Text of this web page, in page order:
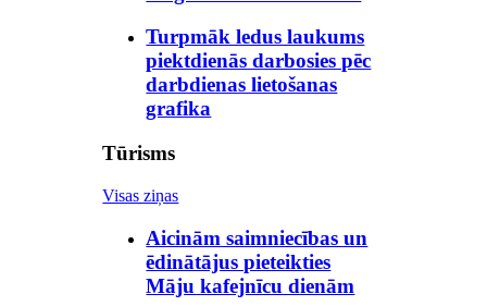
Turpmāk ledus laukums
piektdienās darbosies pēc
darbdienas lietošanas
grafika
Tūrisms
Visas ziņas
Aicinām saimniecības un
ēdinātājus pieteikties
Māju kafejnīcu dienām